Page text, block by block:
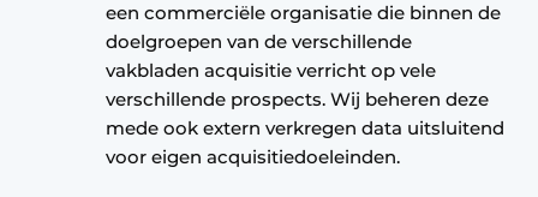
een commerciële organisatie die binnen de
doelgroepen van de verschillende
vakbladen acquisitie verricht op vele
verschillende prospects. Wij beheren deze
mede ook extern verkregen data uitsluitend
voor eigen acquisitiedoeleinden.